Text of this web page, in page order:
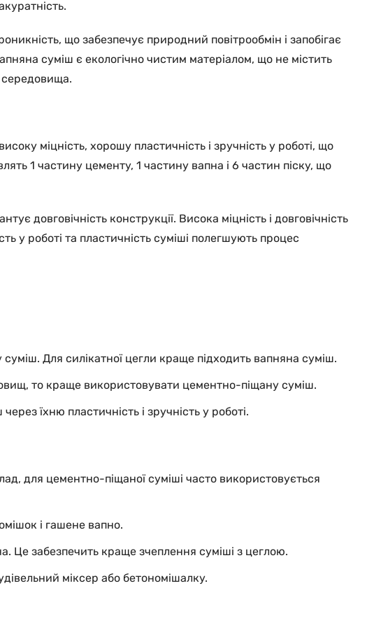
що забезпечує природний повітрообмін і запобігає
суміш є екологічно чистим матеріалом, що не містить
середовища.
міцність, хорошу пластичність і зручність у роботі, що
1 частину цементу, 1 частину вапна і 6 частин піску, що
довговічність конструкції. Висока міцність і довговічність
у роботі та пластичність суміші полегшують процес
Для силікатної цегли краще підходить вапняна суміш.
то краще використовувати цементно-піщану суміш.
їхню пластичність і зручність у роботі.
для цементно-піщаної суміші часто використовується
і гашене вапно.
Це забезпечить краще зчеплення суміші з цеглою.
міксер або бетономішалку.